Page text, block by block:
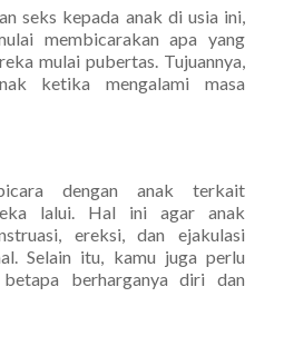
seks kepada anak di usia ini,
membicarakan apa yang
mulai pubertas. Tujuannya,
ketika mengalami masa
dengan anak terkait
lalui. Hal ini agar anak
ereksi, dan ejakulasi
Selain itu, kamu juga perlu
berharganya diri dan